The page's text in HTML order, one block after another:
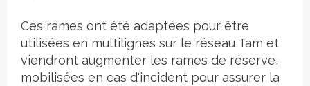
Ces rames ont été adaptées pour être
utilisées en multilignes sur le réseau Tam et
viendront augmenter les rames de réserve,
mobilisées en cas d'incident pour assurer la